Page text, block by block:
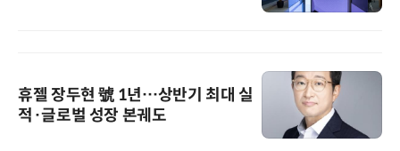
휴젤 장두현 號 1년…상반기 최대 실
적·글로벌 성장 본궤도